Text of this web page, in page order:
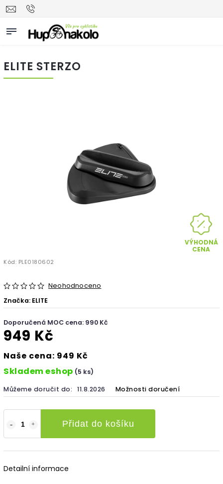
ELITE STERZO
VÝHODNÁ
CENA
Kód: PLE0180602
Neohodnoceno
Značka: ELITE
Doporučená MOC cena: 990 Kč
949 Kč
Naše cena: 949 Kč
Skladem eshop (5 ks)
Můžeme doručit do: 11.8.2026 Možnosti doručení
Přidat do košíku
Detailní informace